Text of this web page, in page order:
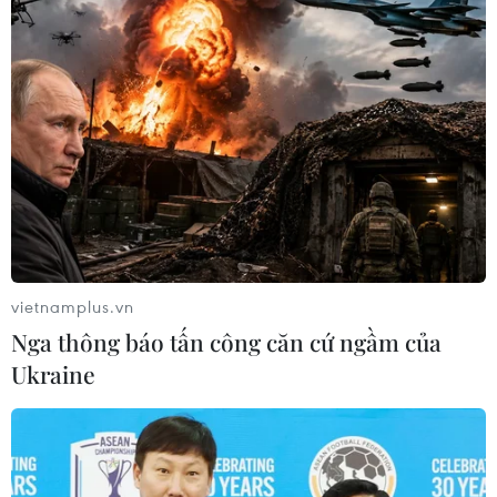
Theo dõi VietnamPlus
TIN LIÊN QUAN
vietnamplus.vn
Nga thông báo tấn công căn cứ ngầm của
Ukraine